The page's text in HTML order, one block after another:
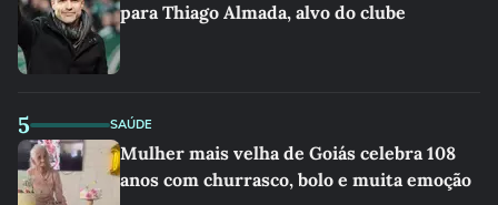
para Thiago Almada, alvo do clube
5 SAÚDE
Mulher mais velha de Goiás celebra 108
anos com churrasco, bolo e muita emoção